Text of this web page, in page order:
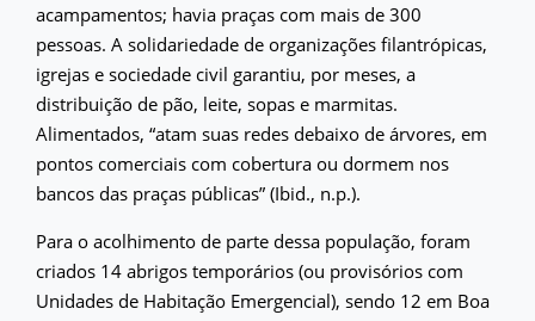
acampamentos; havia praças com mais de 300
pessoas. A solidariedade de organizações filantrópicas,
igrejas e sociedade civil garantiu, por meses, a
distribuição de pão, leite, sopas e marmitas.
Alimentados, “atam suas redes debaixo de árvores, em
pontos comerciais com cobertura ou dormem nos
bancos das praças públicas” (Ibid., n.p.).
Para o acolhimento de parte dessa população, foram
criados 14 abrigos temporários (ou provisórios com
Unidades de Habitação Emergencial), sendo 12 em Boa